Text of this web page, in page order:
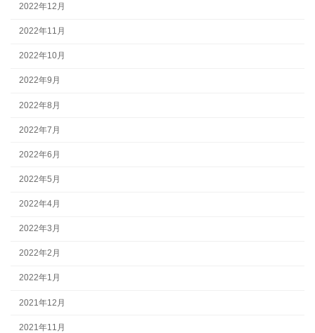
2022年12月
2022年11月
2022年10月
2022年9月
2022年8月
2022年7月
2022年6月
2022年5月
2022年4月
2022年3月
2022年2月
2022年1月
2021年12月
2021年11月